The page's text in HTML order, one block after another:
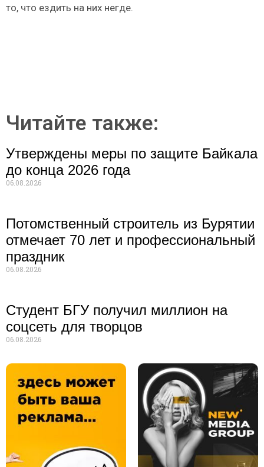
то, что ездить на них негде.
Читайте также:
Утверждены меры по защите Байкала
до конца 2026 года
06.08.2026
Потомственный строитель из Бурятии
отмечает 70 лет и профессиональный
праздник
06.08.2026
Студент БГУ получил миллион на
соцсеть для творцов
06.08.2026